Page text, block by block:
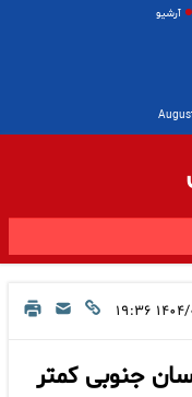
آرشیو
۱۹:۳۶
جنوبی کمتر